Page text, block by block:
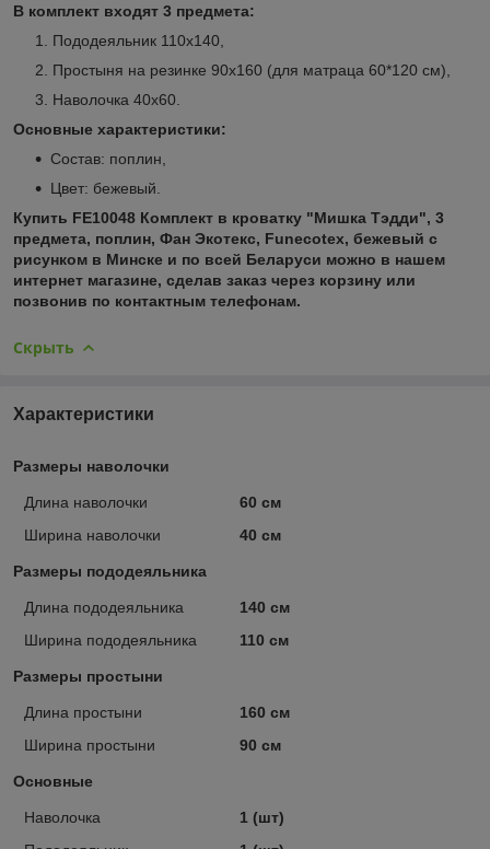
В комплект входят 3 предмета:
Пододеяльник 110х140,
Простыня на резинке 90х160 (для матраца 60*120 см),
Наволочка 40х60.
Основные характеристики:
Состав: поплин,
Цвет: бежевый.
Купить FE10048 Комплект в кроватку "Мишка Тэдди", 3
предмета, поплин, Фан Экотекс, Funecotex, бежевый с
рисунком в Минске и по всей Беларуси можно в нашем
интернет магазине, сделав заказ через корзину или
позвонив по контактным телефонам.
Скрыть
Характеристики
Размеры наволочки
Длина наволочки
60 см
Ширина наволочки
40 см
Размеры пододеяльника
Длина пододеяльника
140 см
Ширина пододеяльника
110 см
Размеры простыни
Длина простыни
160 см
Ширина простыни
90 см
Основные
Наволочка
1 (шт)